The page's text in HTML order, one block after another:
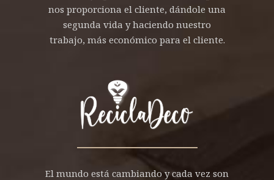
nos proporciona el cliente, dándole una
segunda vida y haciendo nuestro
trabajo, más económico para el cliente.
El mundo está cambiando y cada vez son